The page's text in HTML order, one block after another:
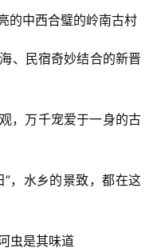
的中西合璧的岭南古村
、民宿奇妙结合的新晋
，万千宠爱于一身的古
，水乡的景致，都在这
虫是其味道